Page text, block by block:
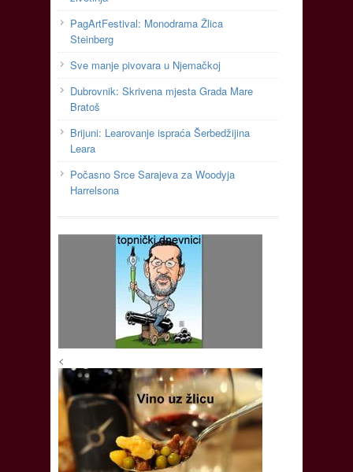
PagArtFestival: Monodrama Žlica
Steinberg
Sve manje pivovara u Njemačkoj
Dubrovnik: Skrivena mjesta Grada Mare
Bratoš
Brijuni: Learovanje ispraća Šerbedžijina
Leara
Počasno Srce Sarajeva za Woodyja
Harrelsona
<